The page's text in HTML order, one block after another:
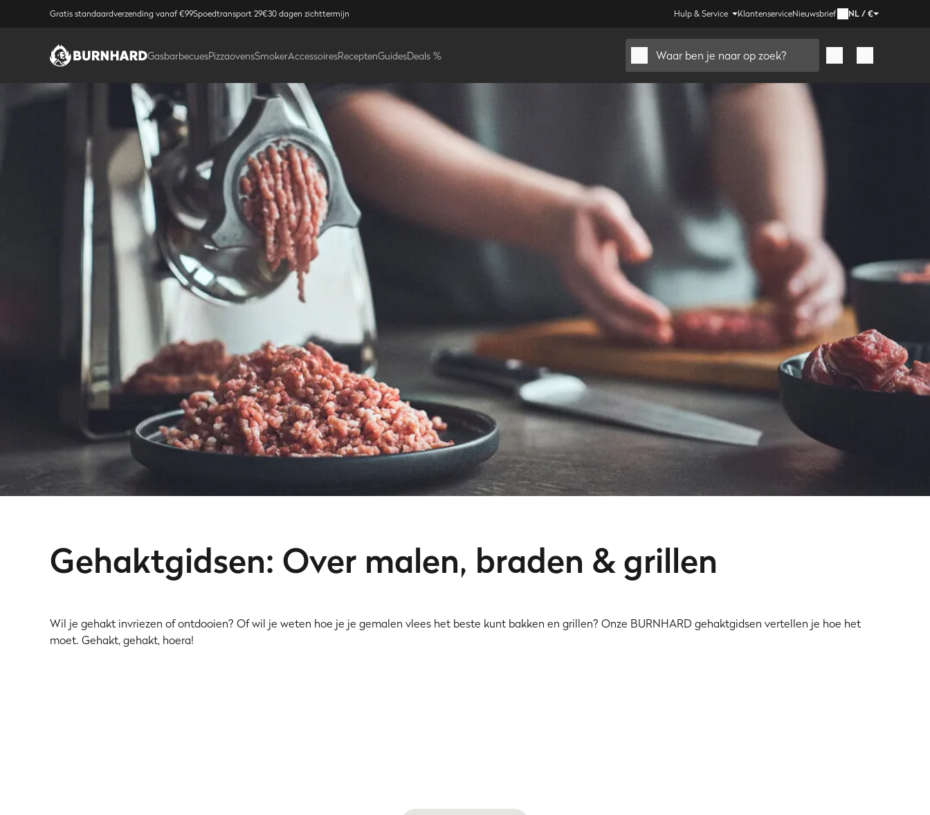
Gratis standaardverzending vanaf €99Spoedtransport 29€30 dagen zichttermijn Hulp & Service KlantenserviceNieuwsbrief NL/€
GasbarbecuesPizzaovensSmokerAccessoiresReceptenGuidesDeals % Waar ben je naar op zoek?
Gehaktgidsen: Over malen, braden & grillen
Wil je gehakt invriezen of ontdooien? Of wil je weten hoe je je gemalen vlees het beste kunt bakken en grillen? Onze BURNHARD gehaktgidsen vertellen je hoe het
moet. Gehakt, gehakt, hoera!
Hack
Draait helemaal door!" - Zelf